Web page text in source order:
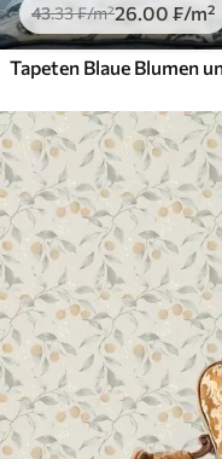
43.33₣/m²26.00 ₣/m²
Tapeten Blaue Blumen